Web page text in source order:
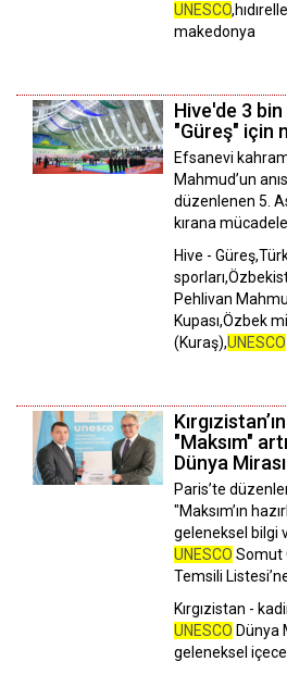
UNESCO
makedonya
Hive'de 3 bin
"Güreş" için
Efsanevi
Mahmud’un
düzenlenen 5.
kırana
Hive -
Pehlivan
Kupası,Özbek
(Kuraş),UNESCO
"Maksım"
Dünya
Paris’te
"Maksım’ın
geleneksel bilgi
UNESCO Somut
Temsili
Kırgızistan -
UNESCO Dünya
geleneksel